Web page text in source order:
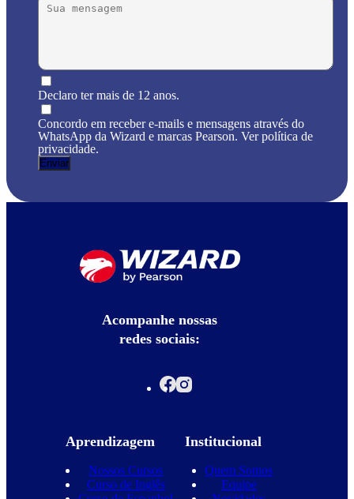
Declaro ter mais de 12 anos.
Concordo em receber e-mails e mensagens através do
WhatsApp da Wizard e marcas Pearson. Ver política de
privacidade.
Acompanhe nossas
redes sociais:
Aprendizagem
Nossos Cursos
Curso de Inglês
Institucional
Quem Somos
Equipe